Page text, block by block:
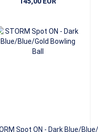
Spot ON - Dark Blue/